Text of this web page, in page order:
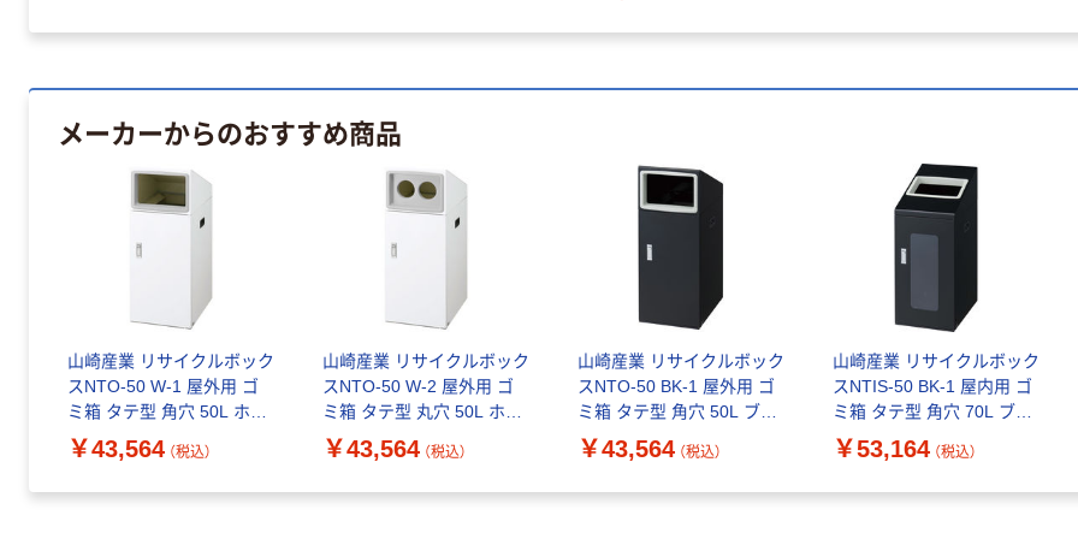
メーカーからのおすすめ商品
山崎産業 リサイクルボック
スNTO-50 W-1 屋外用 ゴ
ミ箱 タテ型 角穴 50L ホワ
イト 内容器付 1台（直送品）
￥43,564 （税込）
山崎産業 リサイクルボック
スNTO-50 W-2 屋外用 ゴ
ミ箱 タテ型 丸穴 50L ホワ
イト 内容器付 1台（直送品）
￥43,564 （税込）
山崎産業 リサイクルボック
スNTO-50 BK-1 屋外用 ゴ
ミ箱 タテ型 角穴 50L ブラ
ック 内容器付1台（直送品）
￥43,564 （税込）
山崎産業 リサイクルボック
スNTIS-50 BK-1 屋内用 ゴ
ミ箱 タテ型 角穴 70L ブラ
ック 内容器なし 視認性 1
台（直送品）
￥53,164 （税込）